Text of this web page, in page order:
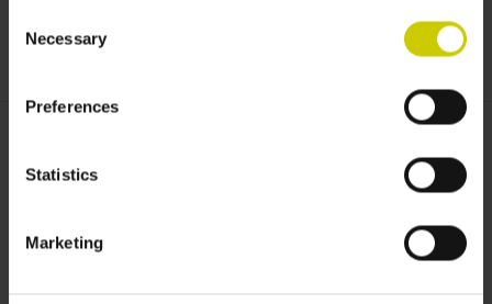
Selection
Necessary
Preferences
Statistics
Marketing